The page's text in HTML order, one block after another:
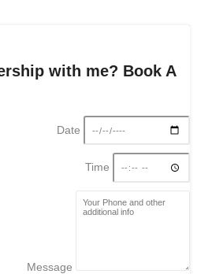
with me? Book A
Date
Time
Message